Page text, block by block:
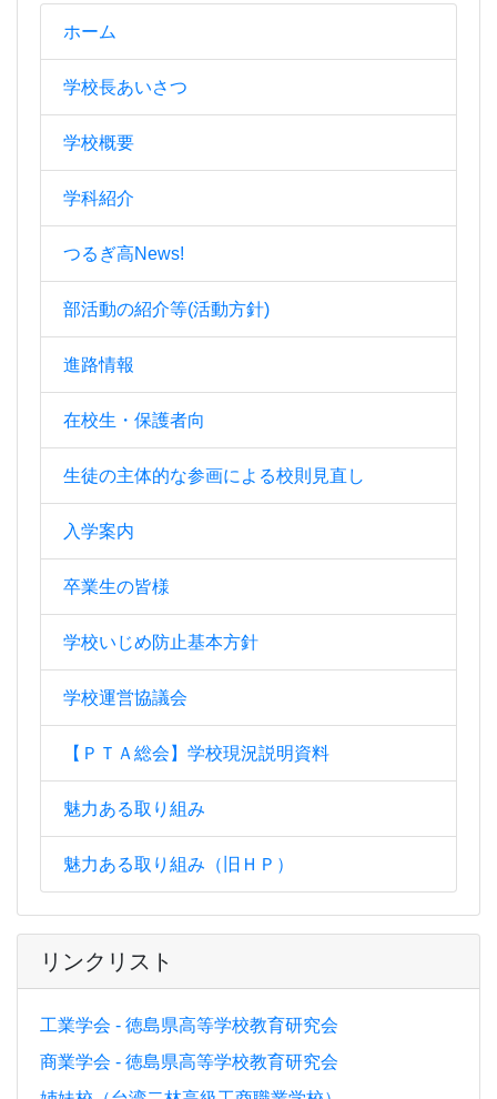
ホーム
学校長あいさつ
学校概要
学科紹介
つるぎ高News!
部活動の紹介等(活動方針)
進路情報
在校生・保護者向
生徒の主体的な参画による校則見直し
入学案内
卒業生の皆様
学校いじめ防止基本方針
学校運営協議会
【ＰＴＡ総会】学校現況説明資料
魅力ある取り組み
魅力ある取り組み（旧ＨＰ）
リンクリスト
工業学会 - 徳島県高等学校教育研究会
商業学会 - 徳島県高等学校教育研究会